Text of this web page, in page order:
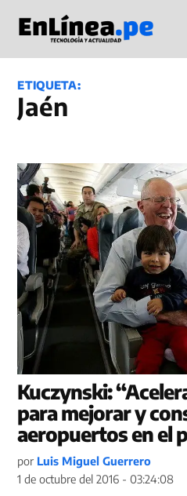
contenido
ETIQUETA:
Jaén
Kuczynski:
para mejorar y
aeropuertos en el
por Luis Miguel Guerrero
1 de octubre del 2016 - 03:24:08